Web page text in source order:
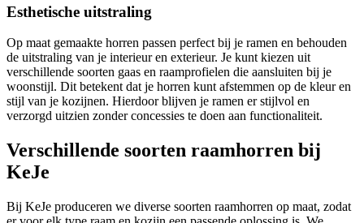
Esthetische uitstraling
Op maat gemaakte horren passen perfect bij je ramen en behouden
de uitstraling van je interieur en exterieur. Je kunt kiezen uit
verschillende soorten gaas en raamprofielen die aansluiten bij je
woonstijl. Dit betekent dat je horren kunt afstemmen op de kleur en
stijl van je kozijnen. Hierdoor blijven je ramen er stijlvol en
verzorgd uitzien zonder concessies te doen aan functionaliteit.
Verschillende soorten raamhorren bij
KeJe
Bij KeJe produceren we diverse soorten raamhorren op maat, zodat